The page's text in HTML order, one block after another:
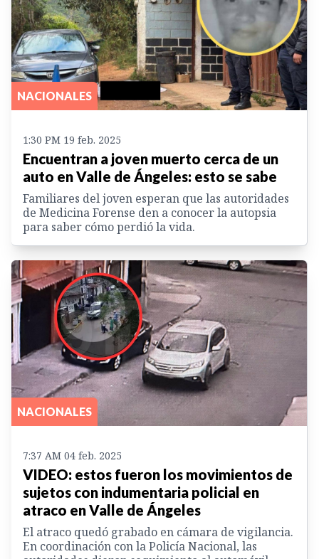
NACIONALES
1:30 PM 19 feb. 2025
Encuentran a joven muerto cerca de un
auto en Valle de Ángeles: esto se sabe
Familiares del joven esperan que las autoridades
de Medicina Forense den a conocer la autopsia
para saber cómo perdió la vida.
NACIONALES
7:37 AM 04 feb. 2025
VIDEO: estos fueron los movimientos de
sujetos con indumentaria policial en
atraco en Valle de Ángeles
El atraco quedó grabado en cámara de vigilancia.
En coordinación con la Policía Nacional, las